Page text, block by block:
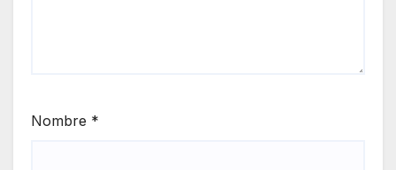
Nombre *